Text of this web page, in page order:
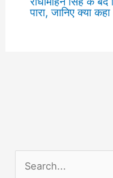
पारा, जानिए क्या कहा